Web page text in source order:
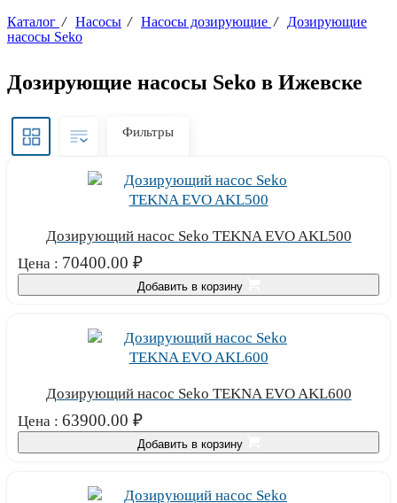
Каталог / Насосы / Насосы дозирующие / Дозирующие
насосы Seko
Дозирующие насосы Seko в Ижевске
Фильтры
Дозирующий насос Seko TEKNA EVO AKL500
Цена : 70400.00 ₽
Добавить в корзину
Дозирующий насос Seko TEKNA EVO AKL600
Цена : 63900.00 ₽
Добавить в корзину